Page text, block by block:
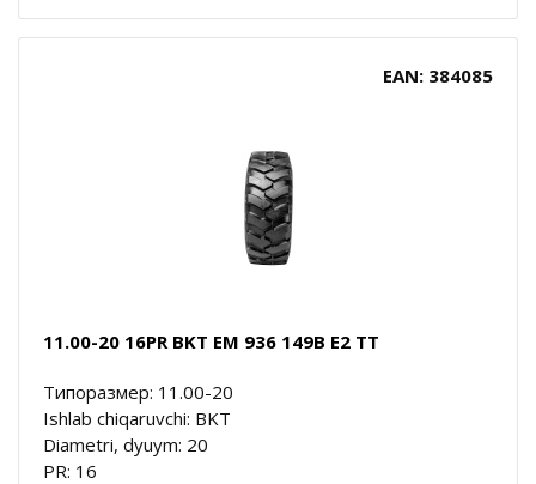
EAN: 384085
11.00-20 16PR BKT EM 936 149B E2 TT
Типоразмер: 11.00-20
Ishlab chiqaruvchi: BKT
Diametri, dyuym: 20
PR: 16